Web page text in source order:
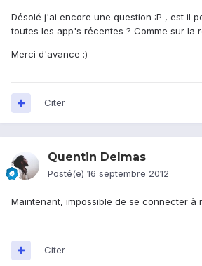
Désolé j'ai encore une question :P , est il
toutes les app's récentes ? Comme sur la
Merci d'avance :)
Citer
Quentin Delmas
Posté(e) 16 septembre 2012
Maintenant, impossible de se connecter à
Citer